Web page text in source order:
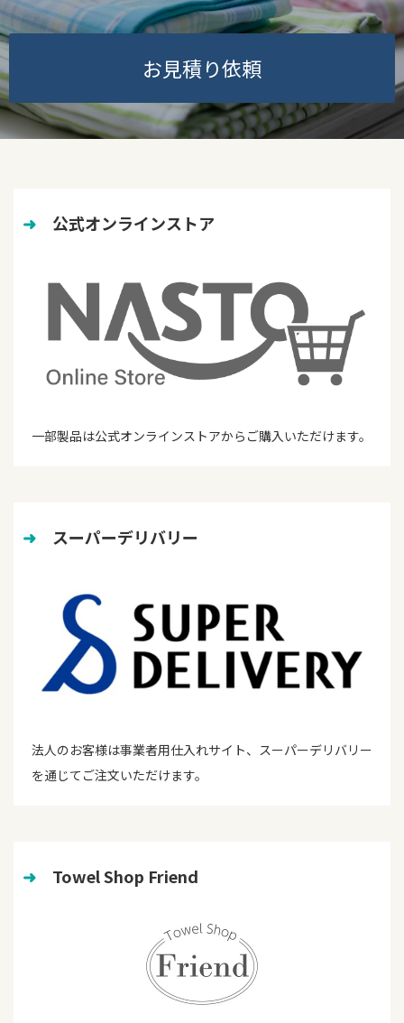
お見積り依頼
➜ 公式オンラインストア
一部製品は公式オンラインストアからご購入いただけます。
➜ スーパーデリバリー
法人のお客様は事業者用仕入れサイト、スーパーデリバリー
を通じてご注文いただけます。
➜ Towel Shop Friend